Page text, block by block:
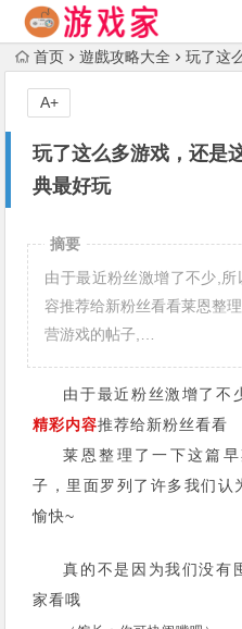
首页 遊戲攻略大全 玩了这么
玩了这么多游戏，还是
典最好玩
A+
摘要
由于最近粉丝激增了不少,
容推荐给新粉丝看看莱恩整
营游戏的帖子,…
由于最近粉丝激增了不
精彩内容推荐给新粉丝看看
莱恩整理了一下这篇早
子，里面罗列了许多我们认
愉快~
真的不是因为我们没有
家看哦